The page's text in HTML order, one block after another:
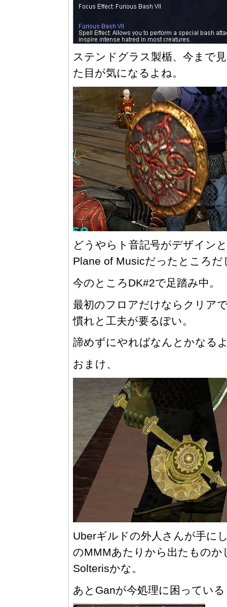
ステンドグラス製楯、今まで
た目が気になるよね。
どうやらト音記号がデザイン
Plane of Musicだったところだ
今のところDK#2で足踏み中。
最初のフロアだけならクリア
慣れと工夫が要るぽい。
諦めずにやればなんとかなる
おまけ、
Uberギルドの外人さんが手に
のMMMあたりから出たもの
Solterisかな。
あとGanが今処理に困ってい